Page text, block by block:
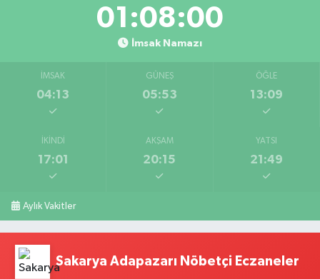
01:07:59
İmsak Namazı
İMSAK
04:13
GÜNEŞ
05:53
ÖĞLE
13:09
İKINDI
17:01
AKŞAM
20:15
YATSI
21:49
Aylık Vakitler
Sakarya Adapazarı Nöbetçi Eczaneler